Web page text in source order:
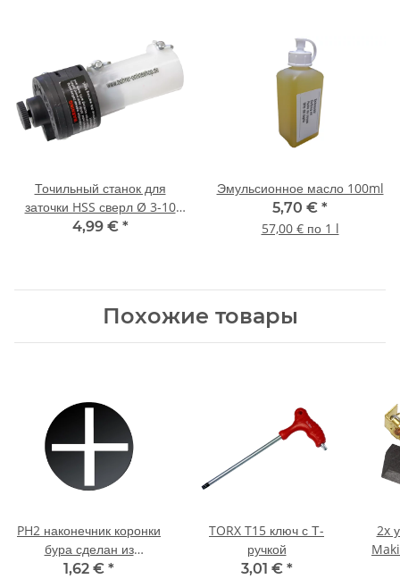
Точильный станок для
заточки HSS сверл Ø 3-10
mm
4,99 € *
Эмульсионное масло 100ml
5,70 € *
57,00 € по 1 l
Похожие товары
PH2 наконечник коронки
бура сделан из
материал 50 mm
1,62 € *
TORX T15 ключ с Т-
ручкой
3,01 € *
2x